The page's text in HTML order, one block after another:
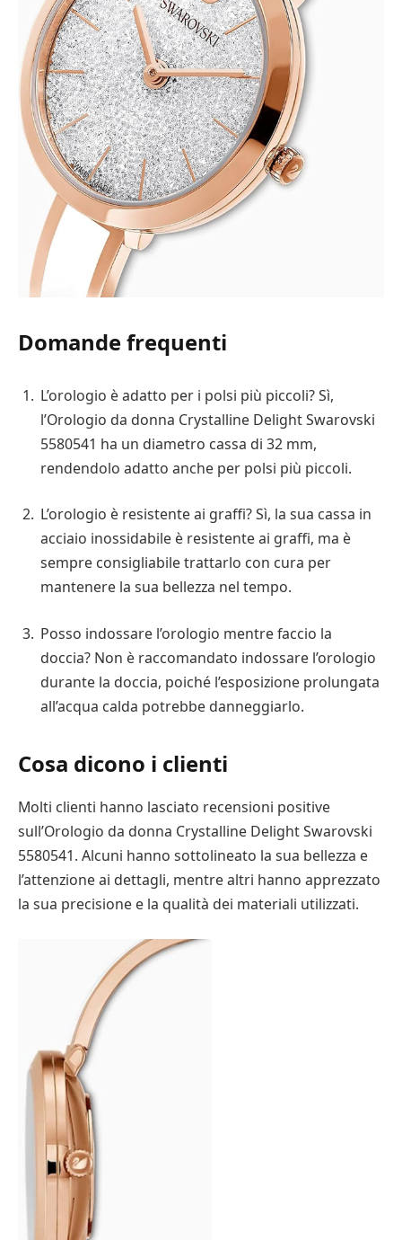
Domande frequenti
L’orologio è adatto per i polsi più piccoli? Sì,
l’Orologio da donna Crystalline Delight Swarovski
5580541 ha un diametro cassa di 32 mm,
rendendolo adatto anche per polsi più piccoli.
L’orologio è resistente ai graffi? Sì, la sua cassa in
acciaio inossidabile è resistente ai graffi, ma è
sempre consigliabile trattarlo con cura per
mantenere la sua bellezza nel tempo.
Posso indossare l’orologio mentre faccio la
doccia? Non è raccomandato indossare l’orologio
durante la doccia, poiché l’esposizione prolungata
all’acqua calda potrebbe danneggiarlo.
Cosa dicono i clienti
Molti clienti hanno lasciato recensioni positive
sull’Orologio da donna Crystalline Delight Swarovski
5580541. Alcuni hanno sottolineato la sua bellezza e
l’attenzione ai dettagli, mentre altri hanno apprezzato
la sua precisione e la qualità dei materiali utilizzati.